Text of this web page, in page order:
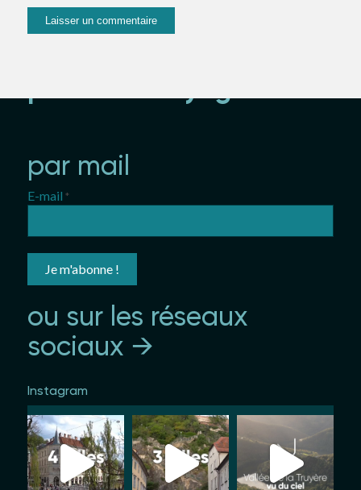
par mail
E-mail *
ou sur les réseaux
sociaux →
Instagram